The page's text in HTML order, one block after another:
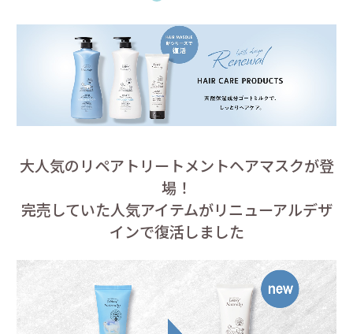
大人気のリペアトリートメントヘアマスクが登
場！
完売していた人気アイテムがリニューアルデザ
インで復活しました